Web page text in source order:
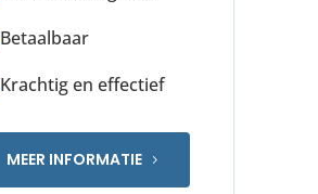
Betaalbaar
Krachtig en effectief
MEER INFORMATIE